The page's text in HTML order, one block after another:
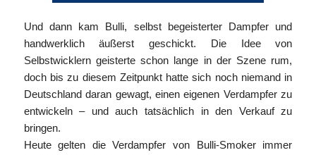
Und dann kam Bulli, selbst begeisterter Dampfer und
handwerklich äußerst geschickt. Die Idee von
Selbstwicklern geisterte schon lange in der Szene rum,
doch bis zu diesem Zeitpunkt hatte sich noch niemand in
Deutschland daran gewagt, einen eigenen Verdampfer zu
entwickeln – und auch tatsächlich in den Verkauf zu
bringen.
Heute gelten die Verdampfer von Bulli-Smoker immer